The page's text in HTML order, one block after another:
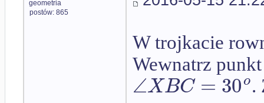
geometria
postów: 865
W trojkacie
Wewnatrz
∠XBC = 30o.